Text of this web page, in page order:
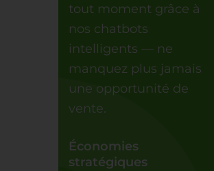
tout moment grâce à
nos chatbots
intelligents — ne
manquez plus jamais
une opportunité de
vente.
Économies
stratégiques